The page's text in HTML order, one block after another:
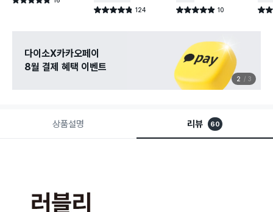
건 작성
별점 4.8점 124
건 작성 별점 4.9점 10
건 작성 별점
관심 있는 신상 입고
무료로 알림 받기
3 3
상품설명 리뷰 60